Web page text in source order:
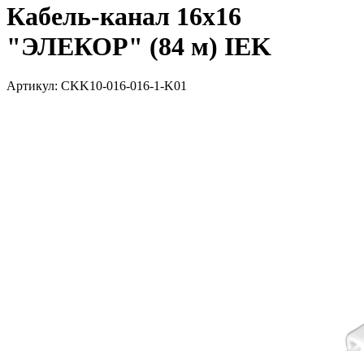
Кабель-канал 16х16
"ЭЛЕКОР" (84 м) IEK
Артикул: CKK10-016-016-1-K01